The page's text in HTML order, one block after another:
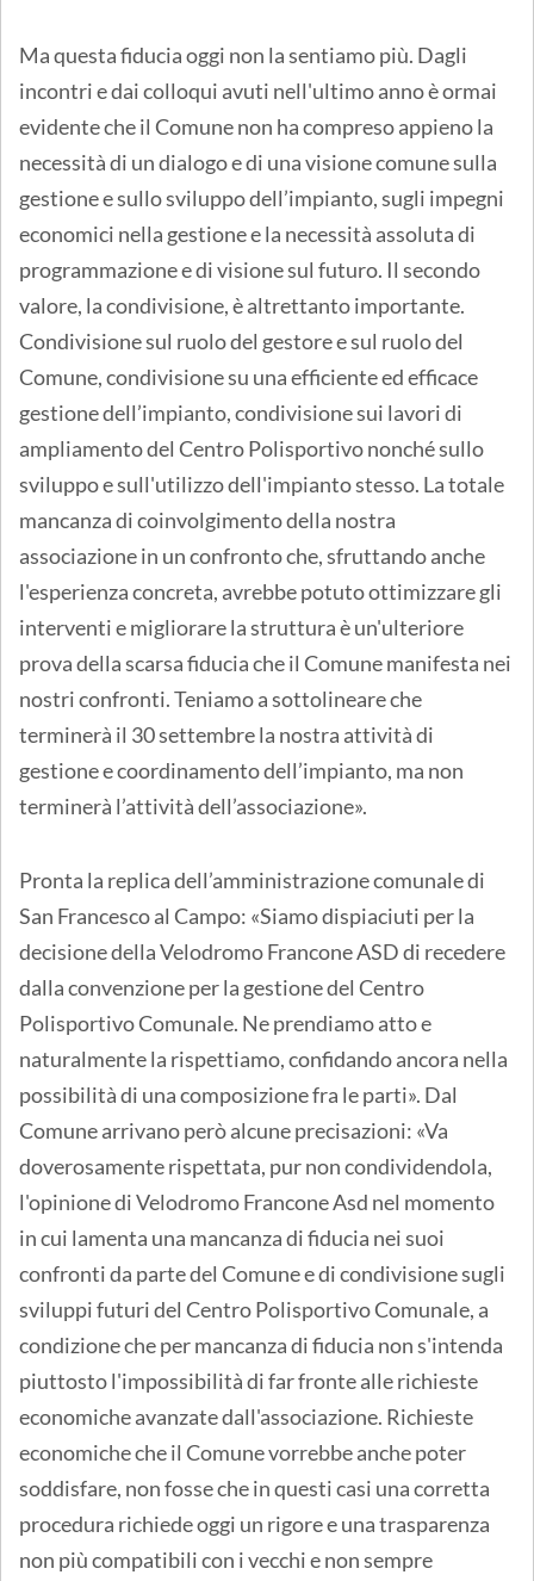
Ma questa fiducia oggi non la sentiamo più. Dagli
incontri e dai colloqui avuti nell'ultimo anno è ormai
evidente che il Comune non ha compreso appieno la
necessità di un dialogo e di una visione comune sulla
gestione e sullo sviluppo dell’impianto, sugli impegni
economici nella gestione e la necessità assoluta di
programmazione e di visione sul futuro. Il secondo
valore, la condivisione, è altrettanto importante.
Condivisione sul ruolo del gestore e sul ruolo del
Comune, condivisione su una efficiente ed efficace
gestione dell’impianto, condivisione sui lavori di
ampliamento del Centro Polisportivo nonché sullo
sviluppo e sull'utilizzo dell'impianto stesso. La totale
mancanza di coinvolgimento della nostra
associazione in un confronto che, sfruttando anche
l'esperienza concreta, avrebbe potuto ottimizzare gli
interventi e migliorare la struttura è un'ulteriore
prova della scarsa fiducia che il Comune manifesta nei
nostri confronti. Teniamo a sottolineare che
terminerà il 30 settembre la nostra attività di
gestione e coordinamento dell’impianto, ma non
terminerà l’attività dell’associazione».
Pronta la replica dell’amministrazione comunale di
San Francesco al Campo: «Siamo dispiaciuti per la
decisione della Velodromo Francone ASD di recedere
dalla convenzione per la gestione del Centro
Polisportivo Comunale. Ne prendiamo atto e
naturalmente la rispettiamo, confidando ancora nella
possibilità di una composizione fra le parti». Dal
Comune arrivano però alcune precisazioni: «Va
doverosamente rispettata, pur non condividendola,
l'opinione di Velodromo Francone Asd nel momento
in cui lamenta una mancanza di fiducia nei suoi
confronti da parte del Comune e di condivisione sugli
sviluppi futuri del Centro Polisportivo Comunale, a
condizione che per mancanza di fiducia non s'intenda
piuttosto l'impossibilità di far fronte alle richieste
economiche avanzate dall'associazione. Richieste
economiche che il Comune vorrebbe anche poter
soddisfare, non fosse che in questi casi una corretta
procedura richiede oggi un rigore e una trasparenza
non più compatibili con i vecchi e non sempre